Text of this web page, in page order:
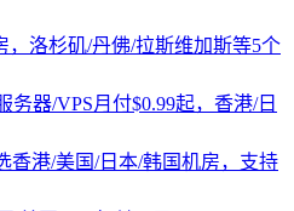
，洛杉矶/丹佛/拉斯维加斯等5个
务器/VPS月付$0.99起，香港/日
香港/美国/日本/韩国机房，支持